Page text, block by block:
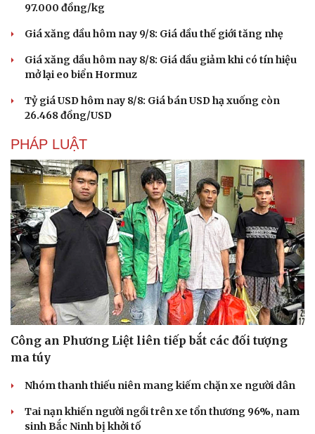
97.000 đồng/kg
Giá xăng dầu hôm nay 9/8: Giá dầu thế giới tăng nhẹ
Giá xăng dầu hôm nay 8/8: Giá dầu giảm khi có tín hiệu
mở lại eo biển Hormuz
Tỷ giá USD hôm nay 8/8: Giá bán USD hạ xuống còn
26.468 đồng/USD
PHÁP LUẬT
Công an Phương Liệt liên tiếp bắt các đối tượng
ma túy
Nhóm thanh thiếu niên mang kiếm chặn xe người dân
Tai nạn khiến người ngồi trên xe tổn thương 96%, nam
sinh Bắc Ninh bị khởi tố